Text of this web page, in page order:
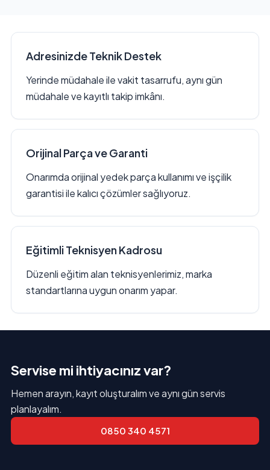
Adresinizde Teknik Destek
Yerinde müdahale ile vakit tasarrufu, aynı gün
müdahale ve kayıtlı takip imkânı.
Orijinal Parça ve Garanti
Onarımda orijinal yedek parça kullanımı ve işçilik
garantisi ile kalıcı çözümler sağlıyoruz.
Eğitimli Teknisyen Kadrosu
Düzenli eğitim alan teknisyenlerimiz, marka
standartlarına uygun onarım yapar.
Servise mi ihtiyacınız var?
Hemen arayın, kayıt oluşturalım ve aynı gün servis
planlayalım.
0850 340 4571